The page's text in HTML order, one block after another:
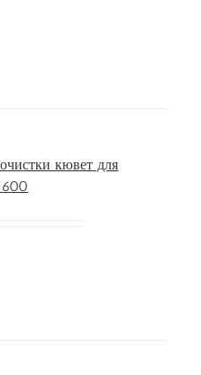
кювет для
600